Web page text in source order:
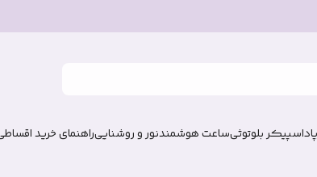
اسپیکر بلوتوثیساعت هوشمندنور و روشناییراهنمای خرید